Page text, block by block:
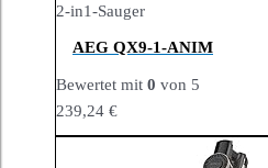
2-in1-Sauger
AEG QX9-1-ANIM
Bewertet mit 0 von 5
239,24 €